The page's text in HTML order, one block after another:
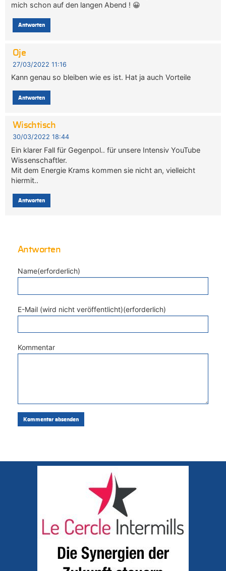
mich schon auf den langen Abend ! 😀
Antworten
Oje
27/03/2022 11:16
Kann genau so bleiben wie es ist. Hat ja auch Vorteile
Antworten
Wischtisch
30/03/2022 18:44
Ein klarer Fall für Gegenpol.. für unsere Intensiv YouTube
Wissenschaftler.
Mit dem Energie Krams kommen sie nicht an, vielleicht
hiermit..
Antworten
Antworten
Name(erforderlich)
E-Mail (wird nicht veröffentlicht)(erforderlich)
Kommentar